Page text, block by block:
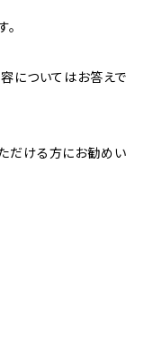
についてはお答えで
だける方にお勧めい